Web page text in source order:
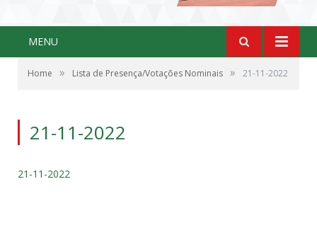
MENU
Home » Lista de Presença/Votações Nominais » 21-11-2022
21-11-2022
21-11-2022